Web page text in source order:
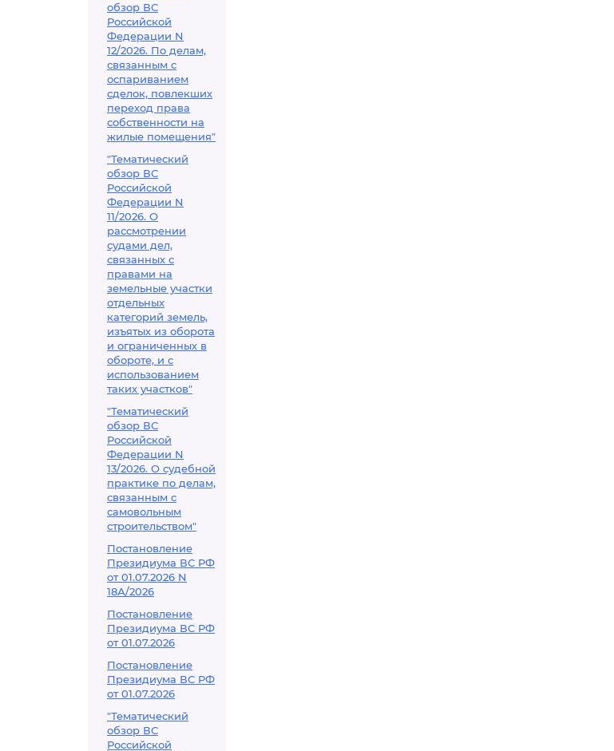
обзор ВС
Российской
Федерации N
12/2026. По делам,
связанным с
оспариванием
сделок, повлекших
переход права
собственности на
жилые помещения"
"Тематический
обзор ВС
Российской
Федерации N
11/2026. О
рассмотрении
судами дел,
связанных с
правами на
земельные участки
отдельных
категорий земель,
изъятых из оборота
и ограниченных в
обороте, и с
использованием
таких участков"
"Тематический
обзор ВС
Российской
Федерации N
13/2026. О судебной
практике по делам,
связанным с
самовольным
строительством"
Постановление
Президиума ВС РФ
от 01.07.2026 N
18А/2026
Постановление
Президиума ВС РФ
от 01.07.2026
Постановление
Президиума ВС РФ
от 01.07.2026
"Тематический
обзор ВС
Российской